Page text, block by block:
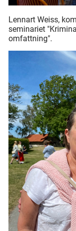
Lennart Weiss,
seminariet
omfattning".